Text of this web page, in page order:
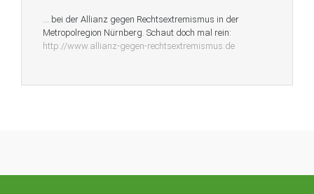
… bei der Allianz gegen Rechtsextremismus in der
Metropolregion Nürnberg. Schaut doch mal rein:
http://www.allianz-gegen-rechtsextremismus.de